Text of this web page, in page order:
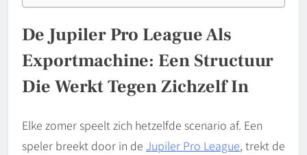
De Jupiler Pro League Als
Exportmachine: Een Structuur
Die Werkt Tegen Zichzelf In
Elke zomer speelt zich hetzelfde scenario af. Een
speler breekt door in de Jupiler Pro League, trekt de